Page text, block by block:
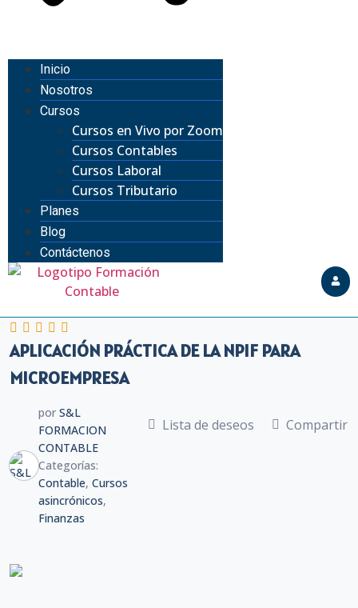
Inicio
Nosotros
Cursos
Cursos en Vivo por Zoom
Cursos Contables
Cursos Laboral
Cursos Tributario
Planes
Blog
Contáctenos
APLICACIÓN PRÁCTICA DE LA NPIF PARA
MICROEMPRESA
por S&L
FORMACION
CONTABLE
Categorías:
Contable, Cursos
asincrónicos,
Finanzas
Lista de deseos Compartir